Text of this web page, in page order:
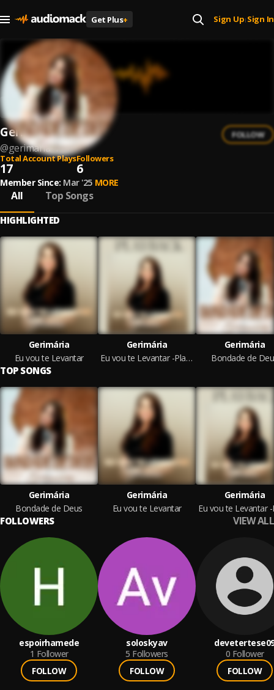
Get Plus+ Sign Up| Sign In
Gerimária
@gerimaria-1
FOLLOW
Total Account Plays
17
Followers
6
Member Since: Mar '25 MORE
All Top Songs
HIGHLIGHTED
Gerimária
Eu vou te Levantar
Gerimária
Eu vou te Levantar -Playback
Gerimária
Bondade de
TOP SONGS
Gerimária
Bondade de Deus
Gerimária
Eu vou te Levantar
Gerimária
FOLLOWERS VIEW ALL
espoirhamede
1 Follower
FOLLOW
soloskyav
5 Followers
FOLLOW
0 Follower
FOLLOW